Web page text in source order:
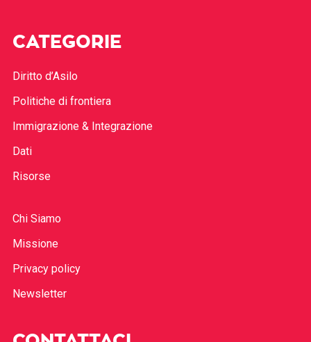
CATEGORIE
Diritto d’Asilo
Politiche di frontiera
Immigrazione & Integrazione
Dati
Risorse
Chi Siamo
Missione
Privacy policy
Newsletter